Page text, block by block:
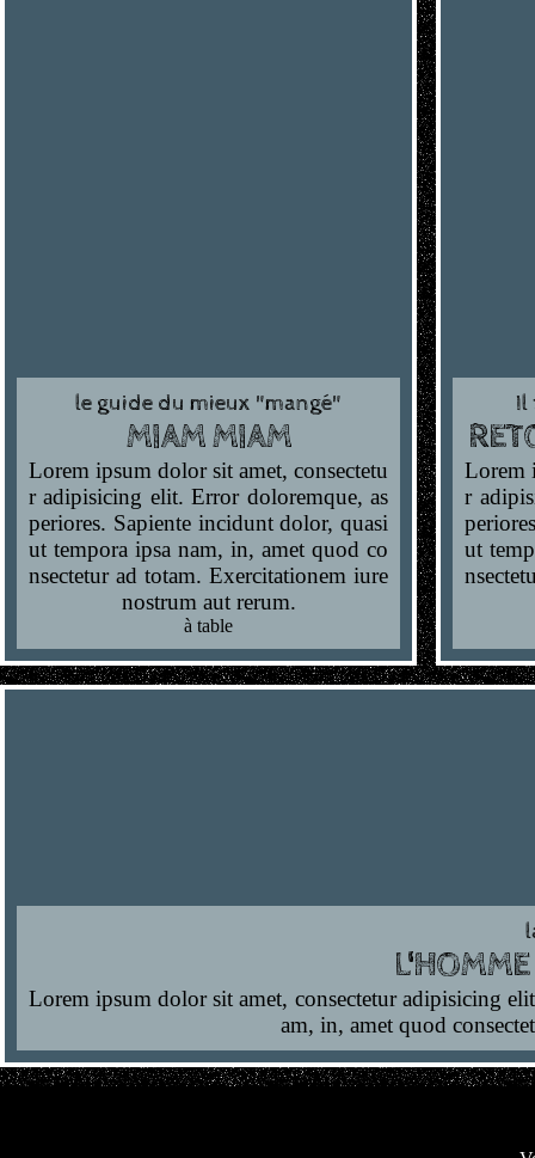
MIAM MIAM
le guide du mieux "mangé"
Lorem ipsum dolor sit amet, consectetu
r adipisicing elit. Error doloremque, as
periores. Sapiente incidunt dolor, quasi
ut tempora ipsa nam, in, amet quod co
nsectetur ad totam. Exercitationem iure
nostrum aut rerum.
à table
Il
Lorem
r
ut
Lorem ipsum dolor sit amet, consectetur adipisicing
am, in, amet quod